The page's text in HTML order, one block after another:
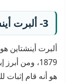
3- ألبرت أينشتاين
ألبرت أينشتاين
1879، ومن
هو أنه قام إثبات